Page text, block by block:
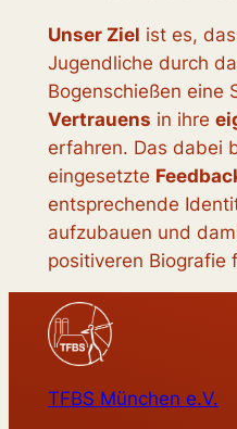
Unser Ziel ist es,
Jugendliche durch
Bogenschießen eine
Vertrauens in ihre
erfahren. Das dabei
eingesetzte
entsprechende
aufzubauen und
positiveren Biografie
TFBS München e.V.